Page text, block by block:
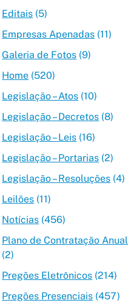
Editais (5)
Empresas Apenadas (11)
Galeria de Fotos (9)
Home (520)
Legislação – Atos (10)
Legislação – Decretos (8)
Legislação – Leis (16)
Legislação – Portarias (2)
Legislação – Resoluções (4)
Leilões (11)
Notícias (456)
Plano de Contratação Anual
(2)
Pregões Eletrônicos (214)
Pregões Presenciais (457)